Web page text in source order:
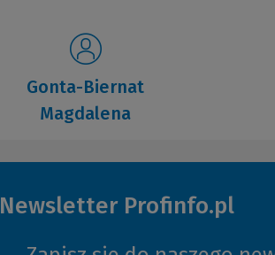
Gonta-Biernat
Magdalena
Newsletter Profinfo.pl